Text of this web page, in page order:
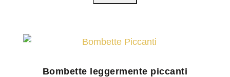
Bombette leggermente piccanti